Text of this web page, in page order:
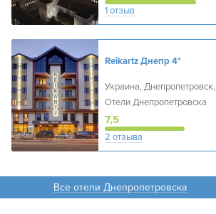
1 отзыв
Reikartz Днепр4*
Украина, Днепропетровск,
Отели Днепропетровска
7,5
2 отзыва
Все отели Днепропетровска